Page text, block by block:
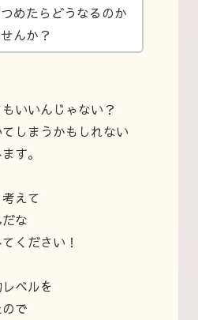
めたらどうなるのか
んか？
いいんじゃない？
しまうかもしれない
す。
えて
な
ください！
ベルを
で